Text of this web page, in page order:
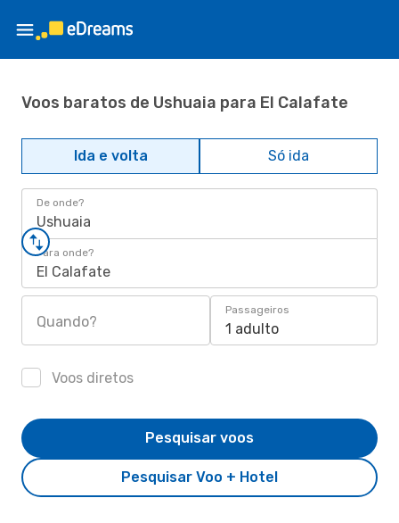
Voos baratos de Ushuaia para El Calafate
Ida e volta Só ida
De onde?
Ushuaia
Para onde?
El Calafate
Quando?
Passageiros
1 adulto
Voos diretos
Pesquisar Voo + Hotel
Pesquisar voos